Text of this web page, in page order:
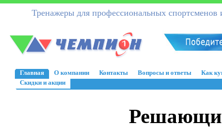
Тренажеры для профессиональных спортсменов
Главная О компании Контакты Вопросы и ответы
Как
Скидки и акции